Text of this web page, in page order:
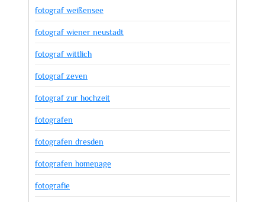
fotograf weißensee
fotograf wiener neustadt
fotograf wittlich
fotograf zeven
fotograf zur hochzeit
fotografen
fotografen dresden
fotografen homepage
fotografie